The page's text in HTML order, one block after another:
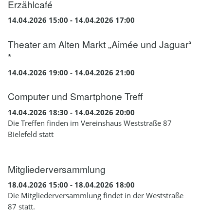
Erzählcafé
14.04.2026 15:00 - 14.04.2026 17:00
Theater am Alten Markt „Aimée und Jaguar“
*
14.04.2026 19:00 - 14.04.2026 21:00
Computer und Smartphone Treff
14.04.2026 18:30 - 14.04.2026 20:00
Die Treffen finden im Vereinshaus Weststraße 87
Bielefeld statt
Mitgliederversammlung
18.04.2026 15:00 - 18.04.2026 18:00
Die Mitgliederversammlung findet in der Weststraße
87 statt.